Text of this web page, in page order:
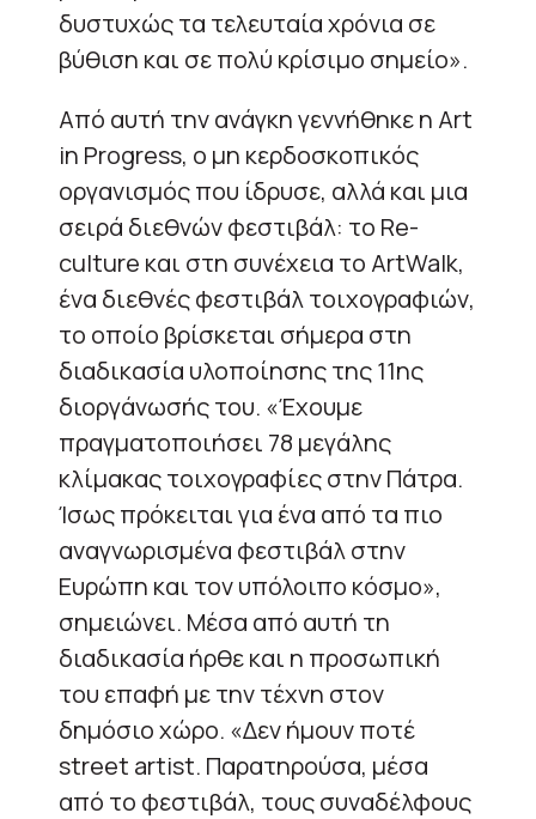
δυστυχώς τα τελευταία χρόνια σε
βύθιση και σε πολύ κρίσιμο σημείο».
Από αυτή την ανάγκη γεννήθηκε η Art
in Progress, ο μη κερδοσκοπικός
οργανισμός που ίδρυσε, αλλά και μια
σειρά διεθνών φεστιβάλ: το Re-
culture και στη συνέχεια το ArtWalk,
ένα διεθνές φεστιβάλ τοιχογραφιών,
το οποίο βρίσκεται σήμερα στη
διαδικασία υλοποίησης της 11ης
διοργάνωσής του. «Έχουμε
πραγματοποιήσει 78 μεγάλης
κλίμακας τοιχογραφίες στην Πάτρα.
Ίσως πρόκειται για ένα από τα πιο
αναγνωρισμένα φεστιβάλ στην
Ευρώπη και τον υπόλοιπο κόσμο»,
σημειώνει. Μέσα από αυτή τη
διαδικασία ήρθε και η προσωπική
του επαφή με την τέχνη στον
δημόσιο χώρο. «Δεν ήμουν ποτέ
street artist. Παρατηρούσα, μέσα
από το φεστιβάλ, τους συναδέλφους